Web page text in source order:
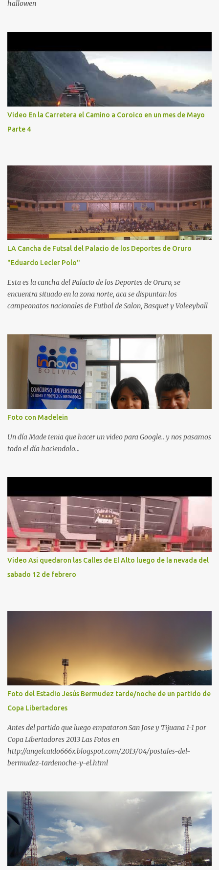
hallowen
Video En la Carretera el Camino a Coroico en un mes de Mayo
Parte 4
LA Cancha de Futsal del Palacio de los Deportes de Oruro
"Eduardo Lecler Polo"
Esta es la cancha del Palacio de los Deportes de Oruro, se
encuentra situado en la zona norte, aca se dispuntan los
campeonatos nacionales de Futbol de Salon, Basquet y Voleeyball
Foto con Madelein
Un día Made tenia que hacer un video para Google.. y nos pasamos
todo el día haciendolo...
Video Asi quedaron las Calles de El Alto luego de la nevada del
sabado 12 de febrero
Foto del Estadio Jesús Bermudez tarde/noche de un partido de
Copa Libertadores
Antes del partido que luego empataron San Jose y Tijuana 1-1 por
Copa Libertadores 2013 Las Fotos en
http://angelcaido666x.blogspot.com/2013/04/postales-del-
bermudez-tardenoche-y-el.html